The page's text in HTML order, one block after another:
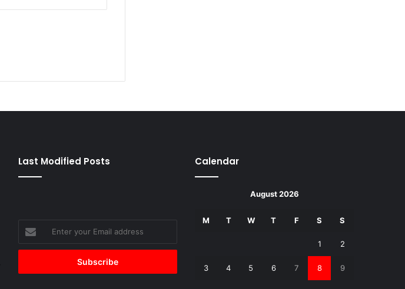
Last Modified Posts
your
Email
Calendar
August 2026
M T W T F S S
1 2
3 4 5 6 7 8 9